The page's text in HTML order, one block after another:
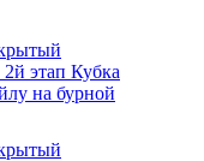
этап Кубка
на бурной